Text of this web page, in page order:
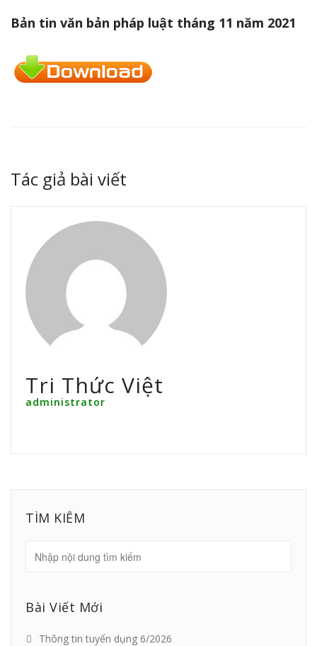
Bản tin văn bản pháp luật tháng 11 năm 2021
Tác giả bài viết
Tri Thức Việt
administrator
TÌM KIẾM
Bài Viết Mới
Thông tin tuyển dụng 6/2026